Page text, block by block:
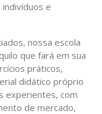
e
nossa escola
que fará em sua
práticos,
didático próprio
experientes, com
de mercado,